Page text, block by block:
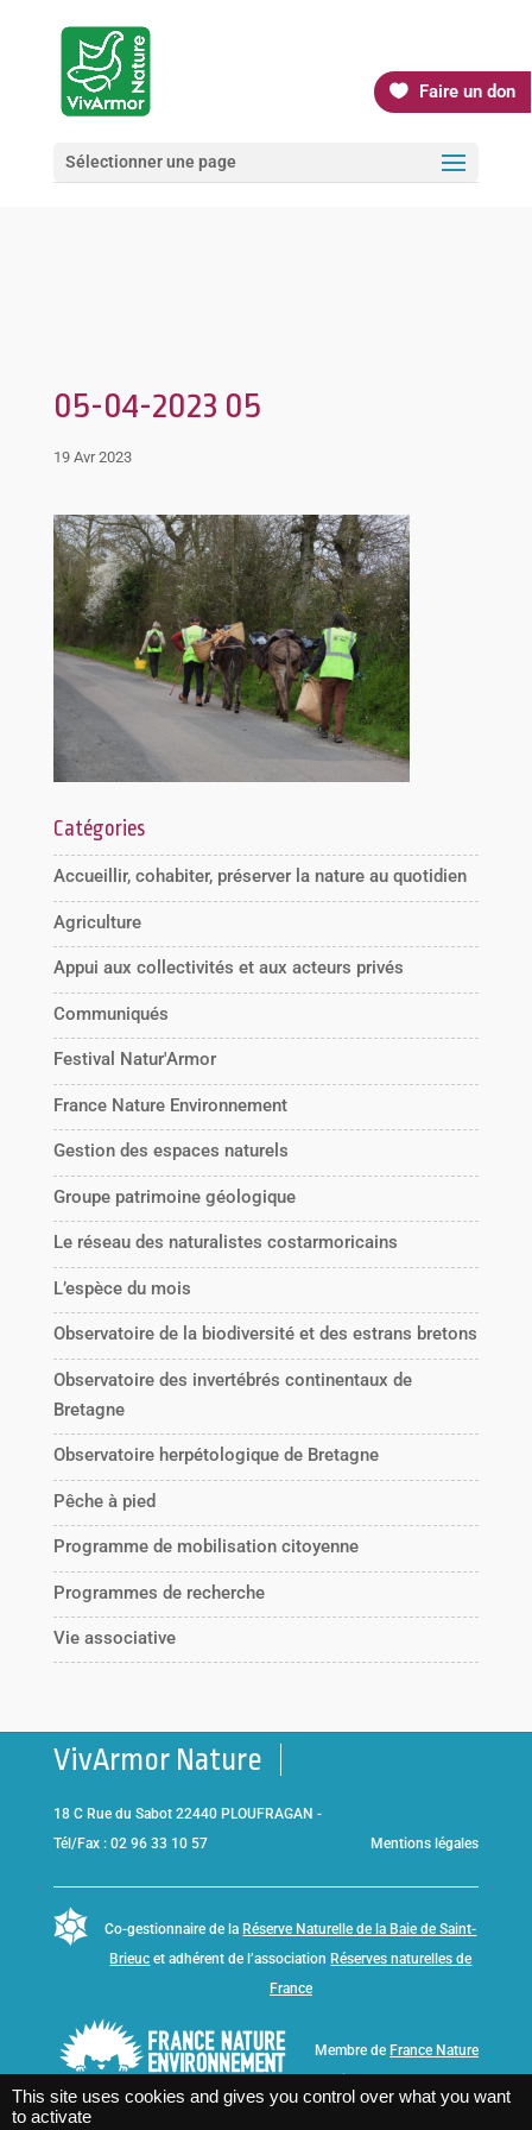
Faire un don
Sélectionner une page
05-04-2023 05
19 Avr 2023
Catégories
Accueillir, cohabiter, préserver la nature au quotidien
Agriculture
Appui aux collectivités et aux acteurs privés
Communiqués
Festival Natur'Armor
France Nature Environnement
Gestion des espaces naturels
Groupe patrimoine géologique
Le réseau des naturalistes costarmoricains
L’espèce du mois
Observatoire de la biodiversité et des estrans bretons
Observatoire des invertébrés continentaux de
Bretagne
Observatoire herpétologique de Bretagne
Pêche à pied
Programme de mobilisation citoyenne
Programmes de recherche
Vie associative
VivArmor Nature
18 C Rue du Sabot 22440 PLOUFRAGAN -
Tél/Fax : 02 96 33 10 57
Mentions légales
Co-gestionnaire de la Réserve Naturelle de la Baie de Saint-
Brieuc et adhérent de l’association Réserves naturelles de
France
Membre de France Nature
This site uses cookies and gives you control over what you want
to activate